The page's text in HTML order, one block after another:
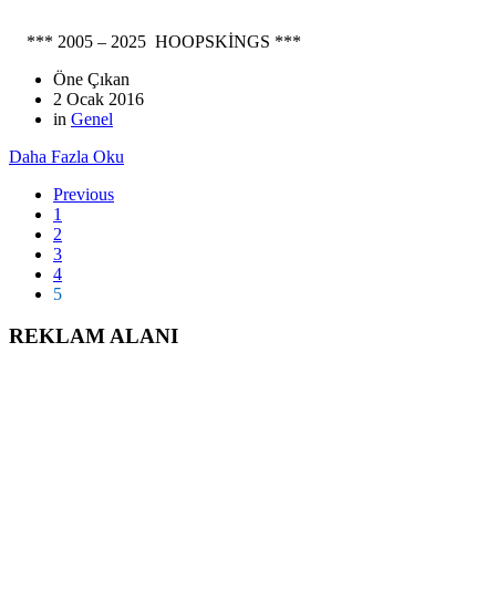
*** 2005 – 2025 HOOPSKİNGS ***
Öne Çıkan
2 Ocak 2016
in Genel
Daha Fazla Oku
Previous
1
2
3
4
5
REKLAM ALANI